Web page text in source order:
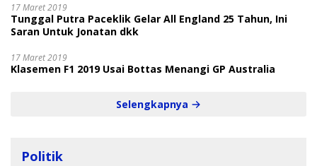
17 Maret 2019
Tunggal Putra Paceklik Gelar All England 25 Tahun, Ini
Saran Untuk Jonatan dkk
17 Maret 2019
Klasemen F1 2019 Usai Bottas Menangi GP Australia
Selengkapnya
Politik